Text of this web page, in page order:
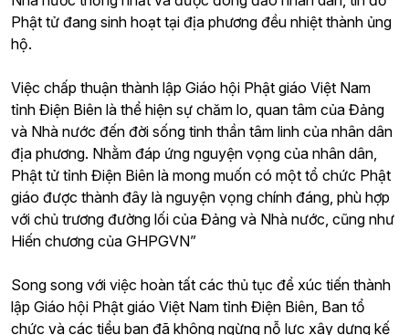
Phật tử đang sinh hoạt tại địa phương đều nhiệt thành ủng
hộ.
Việc chấp thuận thành lập Giáo hội Phật giáo Việt Nam
tỉnh Điện Biên là thể hiện sự chăm lo, quan tâm của Đảng
và Nhà nước đến đời sống tinh thần tâm linh của nhân dân
địa phương. Nhằm đáp ứng nguyện vọng của nhân dân,
Phật tử tỉnh Điện Biên là mong muốn có một tổ chức Phật
giáo được thành đây là nguyện vọng chính đáng, phù hợp
với chủ trương đường lối của Đảng và Nhà nước, cũng như
Hiến chương của GHPGVN”
Song song với việc hoàn tất các thủ tục để xúc tiến thành
lập Giáo hội Phật giáo Việt Nam tỉnh Điện Biên, Ban tổ
chức và các tiểu ban đã không ngừng nỗ lực xây dựng kế